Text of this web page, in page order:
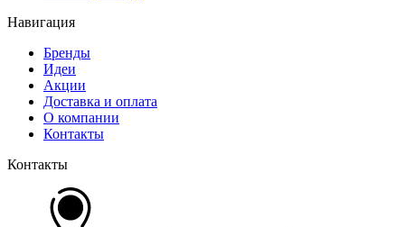
Навигация
Бренды
Идеи
Акции
Доставка и оплата
О компании
Контакты
Контакты